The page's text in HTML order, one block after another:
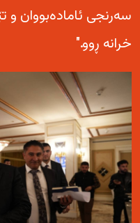
سەرنجی ئامادەبووان و
خرانە ڕوو."